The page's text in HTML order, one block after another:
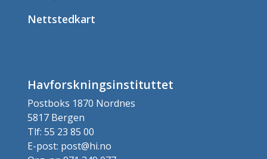
Nettstedkart
Havforskningsinstituttet
Postboks 1870 Nordnes
5817 Bergen
Tlf: 55 23 85 00
E-post: post@hi.no